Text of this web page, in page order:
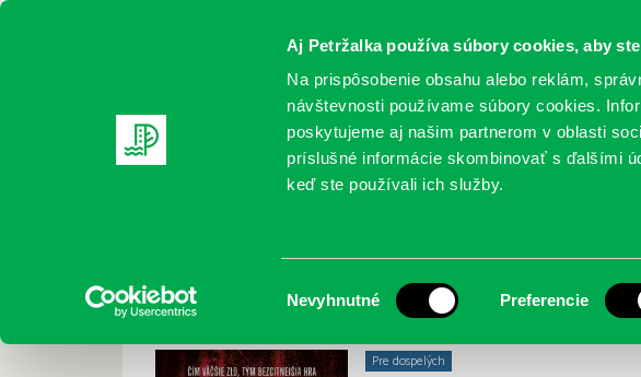
Aj Petržalka používa súbory cookies, aby
Na prispôsobenie obsahu alebo reklám,
návštevnosti používame súbory cookies.
poskytujeme aj našim partnerom v oblasti
príslušné informácie skombinovať s ďalšími
keď ste používali ich služby.
súhlasu
Nevyhnutné Preferencie
REGISTRUJTE SA ONLINE KATALÓGY SLUŽBY
Marsons, A.: Diabolské hry
Pre dospelých